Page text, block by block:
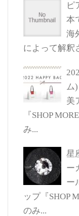
ピ
本
海
によって解釈
ム)
美
『SHOP
み...
星
ー
ー
ップ『SHOP
のみ...